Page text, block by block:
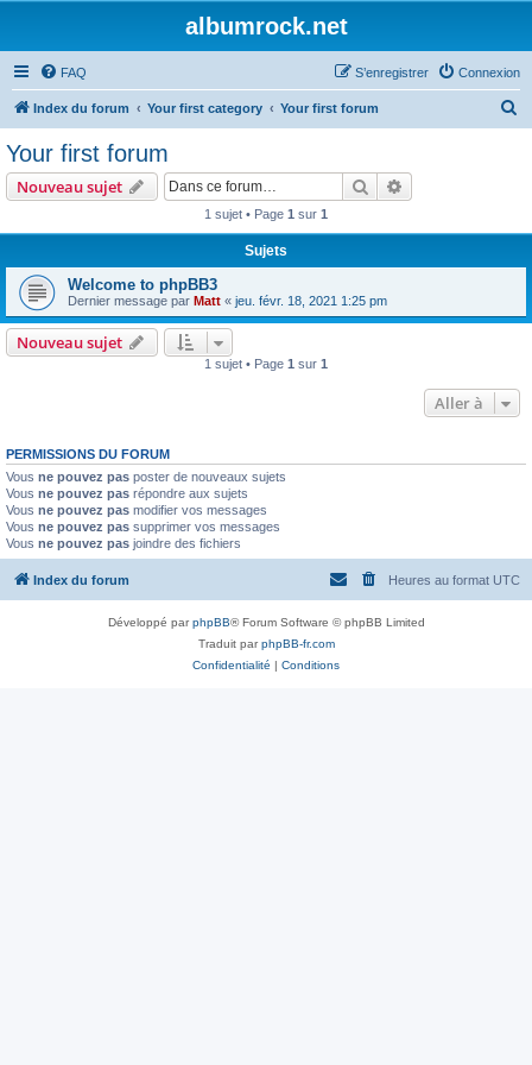
albumrock.net
FAQ Connexion
S’enregistrer
Index du forum Your first category Your first forum
Your first forum
Nouveau sujet Rechercher
1 sujet • Page 1 sur 1
Sujets
Welcome to phpBB3
Dernier message par Matt « jeu. févr. 18, 2021 1:25 pm
Nouveau sujet
1 sujet • Page 1 sur 1
Aller à
PERMISSIONS DU FORUM
Vous ne pouvez pas poster de nouveaux sujets
Vous ne pouvez pas répondre aux sujets
Vous ne pouvez pas modifier vos messages
Vous ne pouvez pas supprimer vos messages
Vous ne pouvez pas joindre des fichiers
Index du forum Heures au format UTC
Développé parphpBB® Forum Software © phpBB Limited
Traduit parphpBB-fr.com
Confidentialité | Conditions